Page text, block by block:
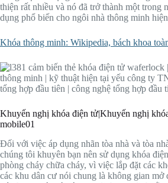
thiện rất nhiều và nó đã trở thành một trong
dụng phổ biến cho ngôi nhà thông minh
Khóa thông minh: Wikipedia, bách khoa
Khuyến nghị khóa điện tử|Khuyến nghị
mobile01
Đối với việc áp dụng nhãn tòa nhà và tòa
chúng tôi khuyên bạn nên sử dụng khóa
phòng cháy chữa cháy, vì việc lắp đặt các
các khu dân cư nói chung là không gian mở